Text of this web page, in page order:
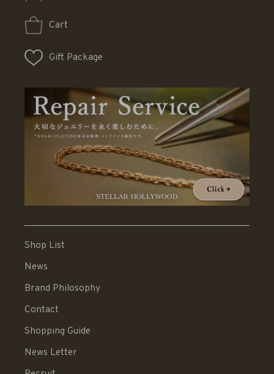
Cart
Gift Package
Shop List
News
Brand Philosophy
Contact
Shopping Guide
News Letter